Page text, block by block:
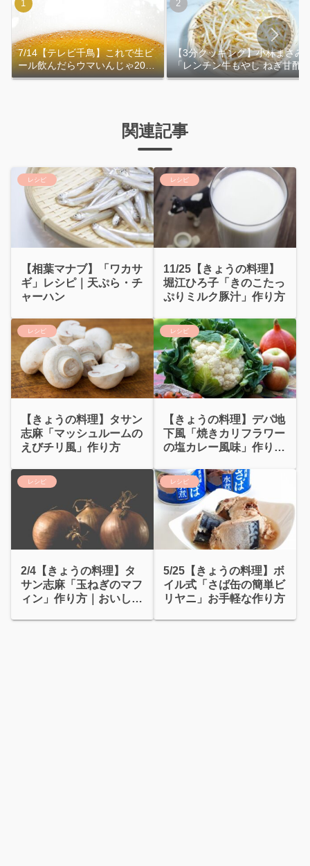
7/14【テレビ千鳥】これで生ビ
ール飲んだらウマいんじゃ2026
｜おおよその作り方
【3分クッキング】小林まさみ
「レンチン牛もやし ねぎ甘酢
れ」作り方
関連記事
レシピ
【相葉マナブ】「ワカサ
ギ」レシピ｜天ぷら・チ
ャーハン
レシピ
11/25【きょうの料理】
堀江ひろ子「きのこたっ
ぷりミルク豚汁」作り方
レシピ
【きょうの料理】タサン
志麻「マッシュルームの
えびチリ風」作り方
レシピ
【きょうの料理】デパ地
下風「焼きカリフラワー
の塩カレー風味」作り方
レシピ
2/4【きょうの料理】タ
サン志麻「玉ねぎのマフ
ィン」作り方｜おいしい
レシピ
5/25【きょうの料理】ボ
イル式「さば缶の簡単ビ
リヤニ」お手軽な作り方